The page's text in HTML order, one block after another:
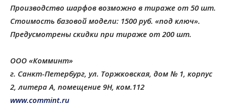
Производство шарфов возможно в тираже от 50 шт.
Стоимость базовой модели: 1500 руб. «под ключ».
Предусмотрены скидки при тираже от 200 шт.
ООО «Комминт»
г. Санкт-Петербург, ул. Торжковская, дом № 1, корпус
2, литера А, помещение 9Н, ком.112
www.commint.ru